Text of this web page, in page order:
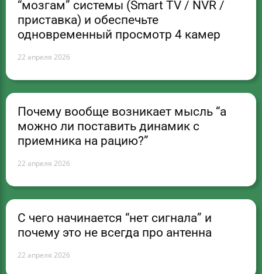
“мозгам” системы (Smart TV / NVR /
приставка) и обеспечьте
одновременный просмотр 4 камер
22 апреля 2026
Почему вообще возникает мысль “а
можно ли поставить динамик с
приемника на рацию?”
22 апреля 2026
С чего начинается “нет сигнала” и
почему это не всегда про антенна
22 апреля 2026